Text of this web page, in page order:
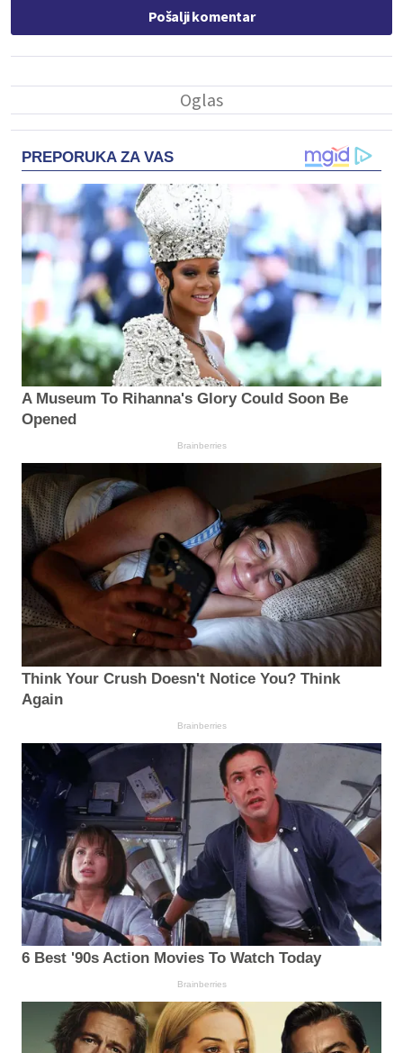
Pošalji komentar
PREPORUKA ZA VAS
A Museum To Rihanna's Glory Could Soon Be
Opened
Brainberries
Think Your Crush Doesn't Notice You? Think
Again
Brainberries
6 Best '90s Action Movies To Watch Today
Brainberries